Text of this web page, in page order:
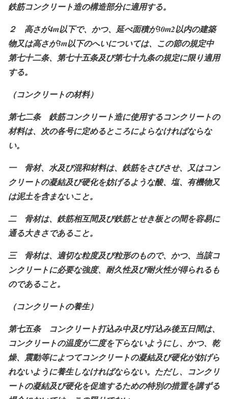
鉄筋コンクリート造の構造部分に適用する。
２ 高さが4m以下で、かつ、延べ面積が30m2以内の建築
物又は高さが3m以下のへいについては、この節の規定中
第七十二条、第七十五条及び第七十九条の規定に限り適用
する。
（コンクリートの材料）
第七二条 鉄筋コンクリート造に使用するコンクリートの
材料は、次の各号に定めるところによらなければならな
い。
一 骨材、水及び混和材料は、鉄筋をさびさせ、又はコン
クリートの凝結及び硬化を妨げるような酸、塩、有機物又
は泥土を含まないこと。
二 骨材は、鉄筋相互間及び鉄筋とせき板との間を容易に
通る大きさであること。
三 骨材は、適切な粒度及び粒形のもので、かつ、当該コ
ンクリートに必要な強度、耐久性及び耐火性が得られるも
のであること。
（コンクリートの養生）
第七五条 コンクリート打込み中及び打込み後五日間は、
コンクリートの温度が二度を下らないようにし、かつ、乾
燥、震動等によつてコンクリートの凝結及び硬化が妨げら
れないように養生しなければならない。ただし、コンクリ
ートの凝結及び硬化を促進するための特別の措置を講ずる